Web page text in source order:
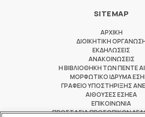
SITEMAP
ΑΡΧΙΚΗ
ΔΙΟΙΚΗΤΙΚΗ
ΕΚΔΗΛΩΣΕΙΣ
ΑΝΑΚΟΙΝΩΣΕΙΣ
Η ΒΙΒΛΙΟΘΗΚΗ ΤΩΝ ΠΕΝΤΕ
ΜΟΡΦΩΤΙΚΟ ΙΔΡΥΜΑ
ΓΡΑΦΕΙΟ ΥΠΟΣΤΗΡΙΞΗΣ
ΑΙΘΟΥΣΕΣ ΕΣΗΕΑ
ΕΠΙΚΟΙΝΩΝΙΑ
ΠΡΟΣΤΑΣΙΑ ΠΡΟΣΩΠΙΚΩΝ